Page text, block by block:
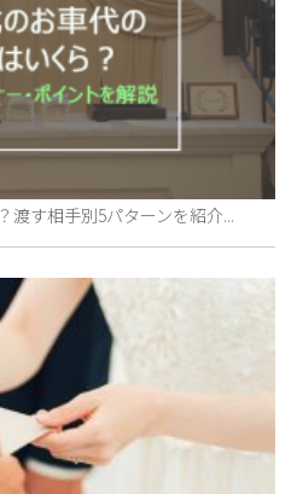
渡す相手別5パターンを紹介...